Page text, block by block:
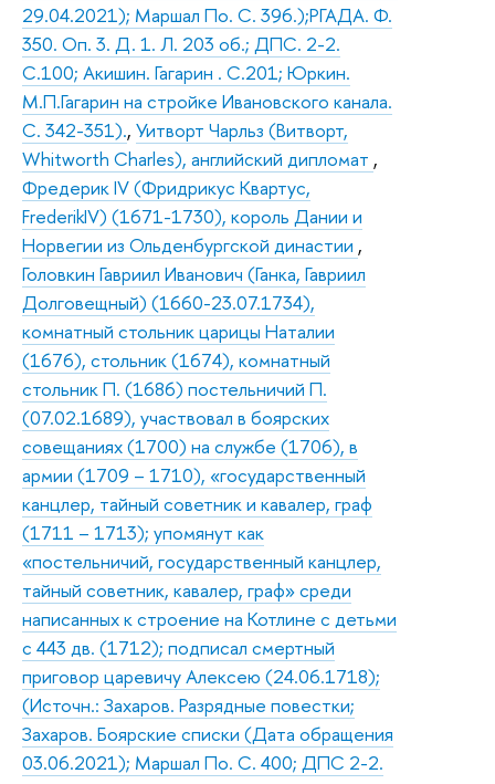
29.04.2021); Маршал По. С. 396.);РГАДА. Ф.
350. Оп. 3. Д. 1. Л. 203 об.; ДПС. 2-2.
С.100; Акишин. Гагарин . С.201; Юркин.
М.П.Гагарин на стройке Ивановского канала.
С. 342-351)., Уитворт Чарльз (Витворт,
Whitworth Charles), английский дипломат ,
Фредерик IV (Фридрикус Квартус,
FrederikIV) (1671-1730), король Дании и
Норвегии из Ольденбургской династии ,
Головкин Гавриил Иванович (Ганка, Гавриил
Долговещный) (1660-23.07.1734),
комнатный стольник царицы Наталии
(1676), стольник (1674), комнатный
стольник П. (1686) постельничий П.
(07.02.1689), участвовал в боярских
совещаниях (1700) на службе (1706), в
армии (1709 – 1710), «государственный
канцлер, тайный советник и кавалер, граф
(1711 – 1713); упомянут как
«постельничий, государственный канцлер,
тайный советник, кавалер, граф» среди
написанных к строение на Котлине с детьми
с 443 дв. (1712); подписал смертный
приговор царевичу Алексею (24.06.1718);
(Источн.: Захаров. Разрядные повестки;
Захаров. Боярские списки (Дата обращения
03.06.2021); Маршал По. С. 400; ДПС 2-2.